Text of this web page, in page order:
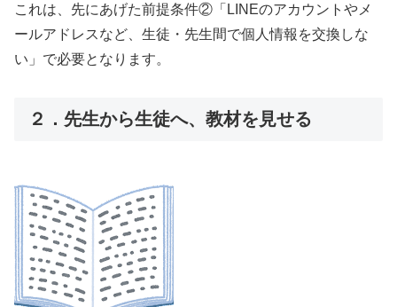
これは、先にあげた前提条件②「LINEのアカウントやメ
ールアドレスなど、生徒・先生間で個人情報を交換しな
い」で必要となります。
２．先生から生徒へ、教材を見せる